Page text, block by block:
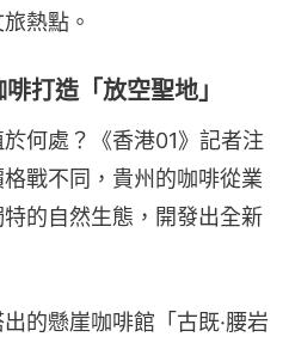
熱點。
打造「放空聖地」
何處？《香港01》記者注
戰不同，貴州的咖啡從業
的自然生態，開發出全新
的懸崖咖啡館「古既·腰岩